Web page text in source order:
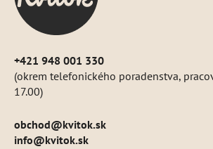
+421 948 001 330
(okrem telefonického poradenstva,
17.00)
obchod@kvitok.sk
info@kvitok.sk